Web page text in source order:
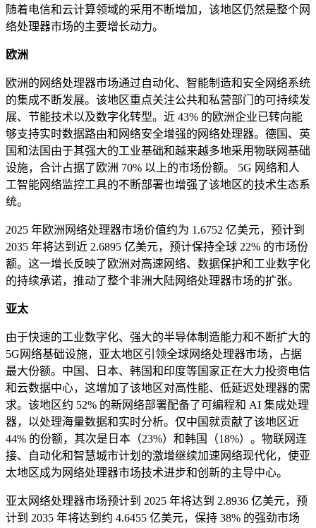
随着电信和云计算领域的采用不断增加，该地区仍然是整个网
络处理器市场的主要增长动力。
欧洲
欧洲的网络处理器市场通过自动化、智能制造和安全网络系统
的集成不断发展。该地区重点关注公共和私营部门的可持续发
展、节能技术以及数字化转型。近 43% 的欧洲企业已转向能
够支持实时数据路由和网络安全增强的网络处理器。德国、英
国和法国由于其强大的工业基础和越来越多地采用物联网基础
设施，合计占据了欧洲 70% 以上的市场份额。 5G 网络和人
工智能网络监控工具的不断部署也增强了该地区的技术生态系
统。
2025 年欧洲网络处理器市场价值约为 1.6752 亿美元，预计到
2035 年将达到近 2.6895 亿美元，预计保持全球 22% 的市场份
额。这一增长反映了欧洲对高速网络、数据保护和工业数字化
的持续承诺，推动了整个非洲大陆网络处理器市场的扩张。
亚太
由于快速的工业数字化、强大的半导体制造能力和不断扩大的
5G网络基础设施，亚太地区引领全球网络处理器市场，占据
最大份额。中国、日本、韩国和印度等国家正在大力投资电信
和云数据中心，这增加了该地区对高性能、低延迟处理器的需
求。该地区约 52% 的新网络部署配备了可编程和 AI 集成处理
器，以处理海量数据和实时分析。仅中国就贡献了该地区近
44% 的份额，其次是日本（23%）和韩国（18%）。物联网连
接、自动化和智慧城市计划的激增继续加速网络现代化，使亚
太地区成为网络处理器市场技术进步和创新的主导中心。
亚太网络处理器市场预计到 2025 年将达到 2.8936 亿美元，预
计到 2035 年将达到约 4.6455 亿美元，保持 38% 的强劲市场